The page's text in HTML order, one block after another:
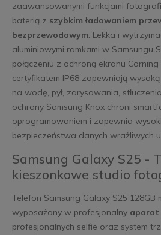
zaawansowanymi funkcjami
baterią z szybkim ładowaniem
bezprzewodowym. Lekka i
aluminiowymi ramkami w Samsungu
połączeniu z ochroną ekranu
certyfikatem IP68 zapewniają
na wodę, pył, zarysowania,
ochrony Samsung Knox chroni
oprogramowaniem i zapewnia
bezpieczeństwa danych wrażliwych
Samsung Galaxy S25 -
kieszonkowe studio
Telefon Samsung Galaxy S25 128GB
wyposażony w profesjonalny aparat
profesjonalnych selfie oraz system